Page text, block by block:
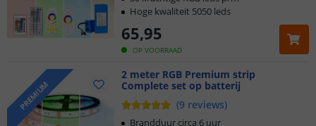
OP VOORRAAD
65,95
Hoge kwaliteit 5050 leds
PREMIUM
2 meter RGB Premium strip
Complete set op batterij
(9 reviews)
Brandduur circa 6 uur